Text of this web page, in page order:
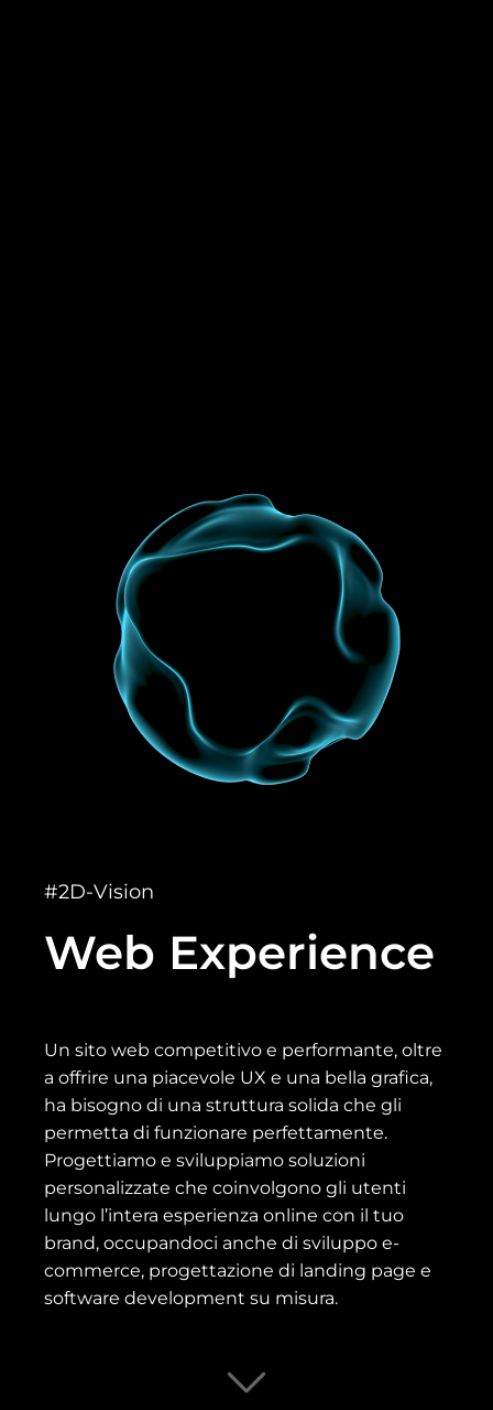
#2D-Vision
Web Experience
Un sito web competitivo e performante, oltre
a offrire una piacevole UX e una bella grafica,
ha bisogno di una struttura solida che gli
permetta di funzionare perfettamente.
Progettiamo e sviluppiamo soluzioni
personalizzate che coinvolgono gli utenti
lungo l’intera esperienza online con il tuo
brand, occupandoci anche di sviluppo e-
commerce, progettazione di landing page e
software development su misura.